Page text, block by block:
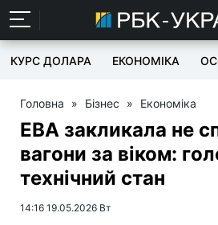
КУРС ДОЛАРА ЕКОНОМІКА
Головна » Бізнес » Економіка
EBA закликала не
вагони за віком:
технічний стан
14:16 19.05.2026 Вт